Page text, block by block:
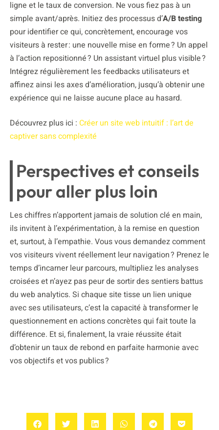
ligne et le taux de conversion. Ne vous fiez pas à un
simple avant/après. Initiez des processus d’A/B testing
pour identifier ce qui, concrètement, encourage vos
visiteurs à rester : une nouvelle mise en forme ? Un appel
à l’action repositionné ? Un assistant virtuel plus visible ?
Intégrez régulièrement les feedbacks utilisateurs et
affinez ainsi les axes d’amélioration, jusqu’à obtenir une
expérience qui ne laisse aucune place au hasard.
Découvrez plus ici : Créer un site web intuitif : l’art de
captiver sans complexité
Perspectives et conseils
pour aller plus loin
Les chiffres n’apportent jamais de solution clé en main,
ils invitent à l’expérimentation, à la remise en question
et, surtout, à l’empathie. Vous vous demandez comment
vos visiteurs vivent réellement leur navigation ? Prenez le
temps d’incarner leur parcours, multipliez les analyses
croisées et n’ayez pas peur de sortir des sentiers battus
du web analytics. Si chaque site tisse un lien unique
avec ses utilisateurs, c’est la capacité à transformer le
questionnement en actions concrètes qui fait toute la
différence. Et si, finalement, la vraie réussite était
d’obtenir un taux de rebond en parfaite harmonie avec
vos objectifs et vos publics ?